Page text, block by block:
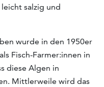
salzig und
wurde in den 1950er
Fisch-Farmer:innen in
diese Algen in
Mittlerweile wird das